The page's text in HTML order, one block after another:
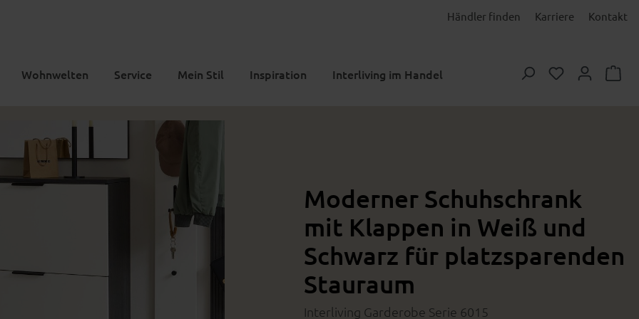
Händler finden Karriere Kontakt
Wohnwelten Service Mein Stil Inspiration Interliving im Handel Du hast 0
Moderner Schuhschrank
mit Klappen in Weiß und
Schwarz für platzsparenden
Stauraum
Interliving Garderobe Serie 6015